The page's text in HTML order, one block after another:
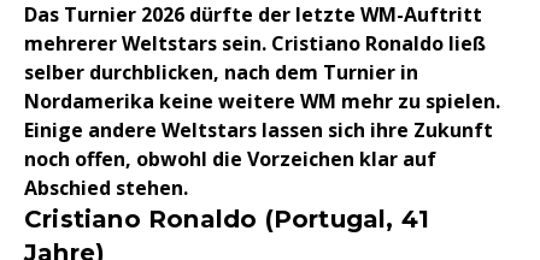
Das Turnier 2026 dürfte der letzte WM-Auftritt
mehrerer Weltstars sein. Cristiano Ronaldo ließ
selber durchblicken, nach dem Turnier in
Nordamerika keine weitere WM mehr zu spielen.
Einige andere Weltstars lassen sich ihre Zukunft
noch offen, obwohl die Vorzeichen klar auf
Abschied stehen.
Cristiano Ronaldo (Portugal, 41
Jahre)